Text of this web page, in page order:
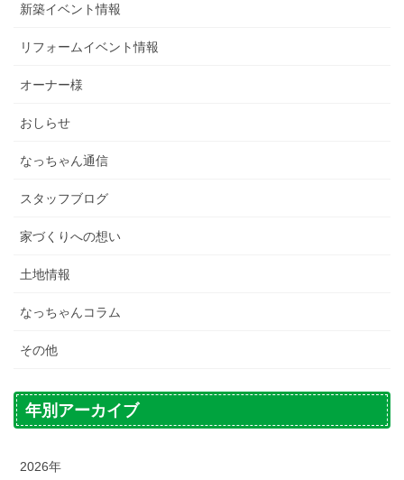
新築イベント情報
リフォームイベント情報
オーナー様
おしらせ
なっちゃん通信
スタッフブログ
家づくりへの想い
土地情報
なっちゃんコラム
その他
年別アーカイブ
2026年